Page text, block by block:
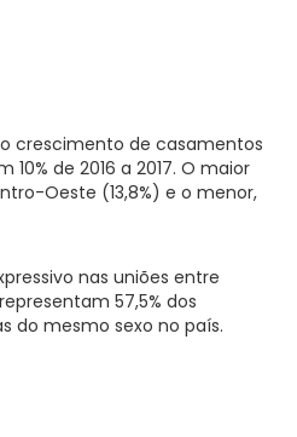
crescimento de casamentos
de 2016 a 2017. O maior
Oeste (13,8%) e o menor,
nas uniões entre
57,5% dos
do mesmo sexo no país.